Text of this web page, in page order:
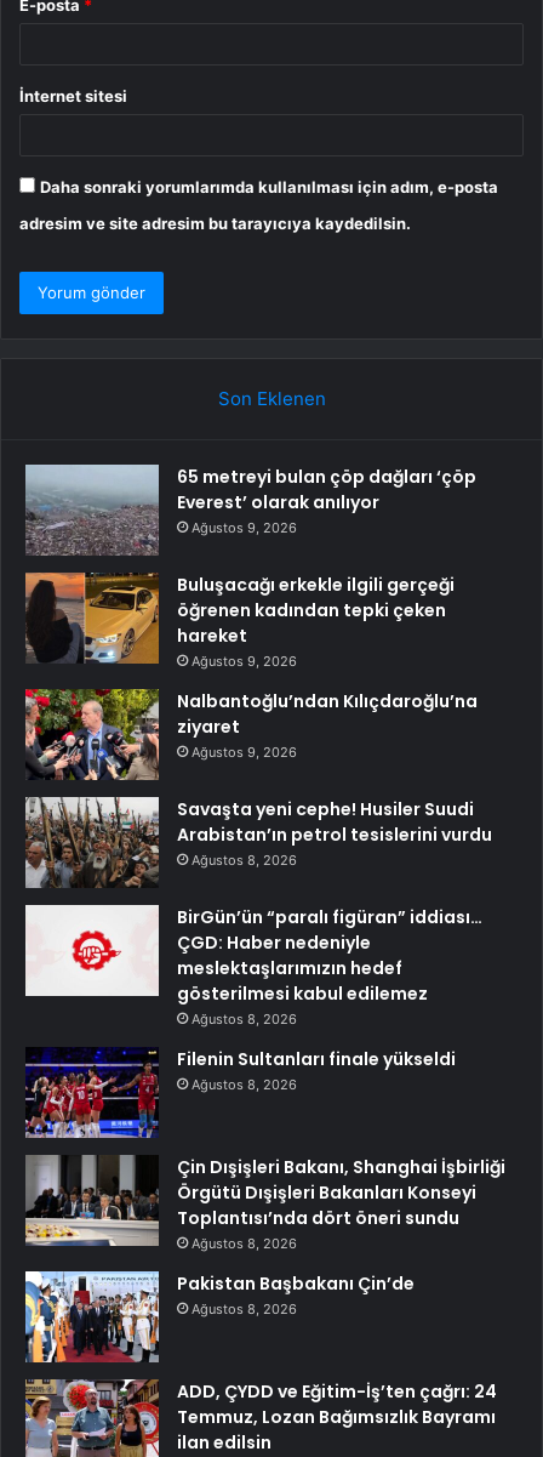
E-posta *
İnternet sitesi
Daha sonraki yorumlarımda kullanılması için adım, e-posta
adresim ve site adresim bu tarayıcıya kaydedilsin.
Son Eklenen
65 metreyi bulan çöp dağları ‘çöp
Everest’ olarak anılıyor
Ağustos 9, 2026
Buluşacağı erkekle ilgili gerçeği
öğrenen kadından tepki çeken
hareket
Ağustos 9, 2026
Nalbantoğlu’ndan Kılıçdaroğlu’na
ziyaret
Ağustos 9, 2026
Savaşta yeni cephe! Husiler Suudi
Arabistan’ın petrol tesislerini vurdu
Ağustos 8, 2026
BirGün’ün “paralı figüran” iddiası…
ÇGD: Haber nedeniyle
meslektaşlarımızın hedef
gösterilmesi kabul edilemez
Ağustos 8, 2026
Filenin Sultanları finale yükseldi
Ağustos 8, 2026
Çin Dışişleri Bakanı, Shanghai İşbirliği
Örgütü Dışişleri Bakanları Konseyi
Toplantısı’nda dört öneri sundu
Ağustos 8, 2026
Pakistan Başbakanı Çin’de
Ağustos 8, 2026
ADD, ÇYDD ve Eğitim-İş’ten çağrı: 24
Temmuz, Lozan Bağımsızlık Bayramı
ilan edilsin